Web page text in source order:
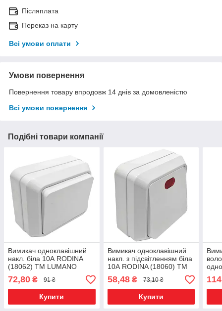
Післяплата
Переказ на карту
Всі умови оплати
Умови повернення
Повернення товару впродовж 14 днів за домовленістю
Всі умови повернення
Подібні товари компанії
Вимикач одноклавішний
накл. біла 10А RODINA
(18062) ТМ LUMANO
72,80 ₴ 91 ₴
Купити
Вимикач одноклавішний
накл. з підсвітленням біла
10А RODINA (18060) ТМ
LUMANO
58,48₴ 73,10 ₴
Купити
10А
114